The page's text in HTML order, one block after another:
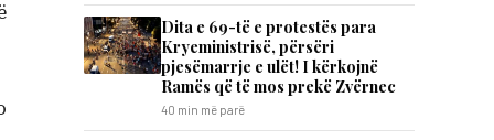
Dita e 69-të e protestës para
Kryeministrisë, përsëri
pjesëmarrje e ulët! I kërkojnë
Ramës që të mos prekë Zvërnec
40 min më parë